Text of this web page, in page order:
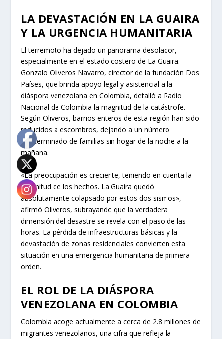
LA DEVASTACIÓN EN LA GUAIRA
Y LA URGENCIA HUMANITARIA
El terremoto ha dejado un panorama desolador,
especialmente en el estado costero de La Guaira.
Gonzalo Oliveros Navarro, director de la fundación Dos
Países, que brinda apoyo legal y asistencial a la
diáspora venezolana en Colombia, detalló a Radio
Nacional de Colombia la magnitud de la catástrofe.
Según Oliveros, barrios enteros de esta región han sido
reducidos a escombros, dejando a un número
indeterminado de familias sin hogar de la noche a la
mañana.
«La preocupación es creciente, teniendo en cuenta la
magnitud de los hechos. La Guaira quedó
absolutamente colapsado por estos dos sismos»,
afirmó Oliveros, subrayando que la verdadera
dimensión del desastre se revela con el paso de las
horas. La pérdida de infraestructuras básicas y la
devastación de zonas residenciales convierten esta
situación en una emergencia humanitaria de primera
orden.
EL ROL DE LA DIÁSPORA
VENEZOLANA EN COLOMBIA
Colombia acoge actualmente a cerca de 2.8 millones de
migrantes venezolanos, una cifra que refleja la